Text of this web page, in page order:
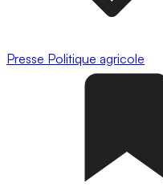
Presse Politique agricole